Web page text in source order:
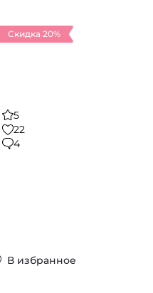
Скидка 20%
5
22
4
В избранное